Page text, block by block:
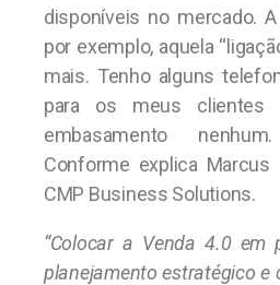
disponíveis no mercado.
por exemplo, aquela
mais. Tenho alguns
para os meus clientes
embasamento
Conforme explica Marcus
CMP Business Solutions.
“Colocar a Venda 4.0
planejamento estratégico e